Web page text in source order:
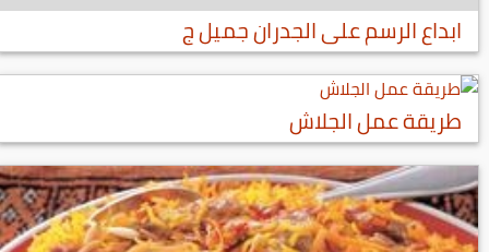
ابداع الرسم على الجدران جميل ج
طريقة عمل الجلاش